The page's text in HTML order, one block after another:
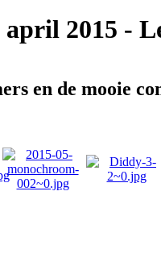
april 2015 -
en de mooie